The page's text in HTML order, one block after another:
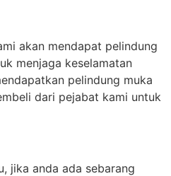
akan mendapat pelindung
menjaga keselamatan
pelindung muka
dari pejabat kami untuk
jika anda ada sebarang